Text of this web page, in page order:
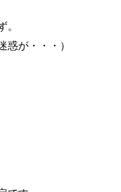
。
惑が・・・）